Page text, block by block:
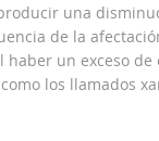
una
de la
un exceso de
los llamados